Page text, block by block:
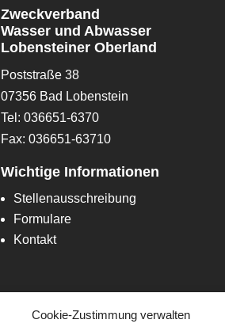
Cookie-Zustimmung verwalten
Zweckverband
Wasser und Abwasser
Lobensteiner Oberland
Poststraße 38
07356 Bad Lobenstein
Tel: 036651-6370
Fax: 036651-63710
Wichtige Informationen
Stellenausschreibung
Formulare
Kontakt